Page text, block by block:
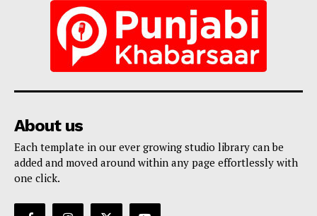
About us
Each template in our ever growing studio library can be
added and moved around within any page effortlessly with
one click.